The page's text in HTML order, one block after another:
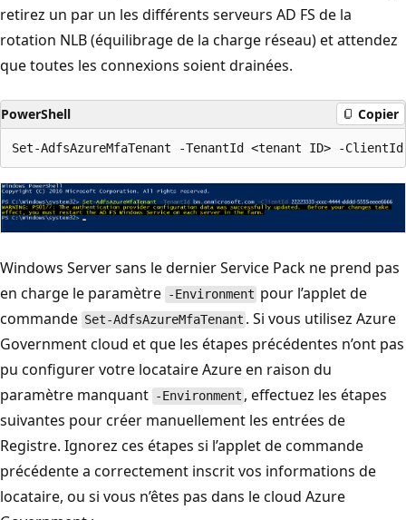
retirez un par un les différents serveurs AD FS de la
rotation NLB (équilibrage de la charge réseau) et attendez
que toutes les connexions soient drainées.
PowerShell Copier
Windows Server sans le dernier Service Pack ne prend pas
en charge le paramètre -Environment pour l’applet de
commande Set-AdfsAzureMfaTenant . Si vous utilisez Azure
Government cloud et que les étapes précédentes n’ont pas
pu configurer votre locataire Azure en raison du
paramètre manquant -Environment , effectuez les étapes
suivantes pour créer manuellement les entrées de
Registre. Ignorez ces étapes si l’applet de commande
précédente a correctement inscrit vos informations de
locataire, ou si vous n’êtes pas dans le cloud Azure